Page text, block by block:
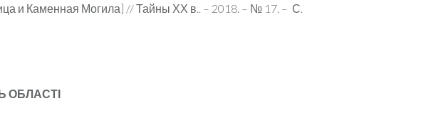
и Каменная Могила] // Тайны ХХ в.. – 2018. – № 17. – С.
ОБЛАСТІ